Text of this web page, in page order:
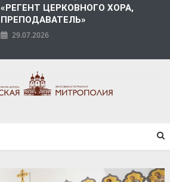
«РЕГЕНТ ЦЕРКОВНОГО ХОРА,
ПРЕПОДАВАТЕЛЬ»
29.07.2026